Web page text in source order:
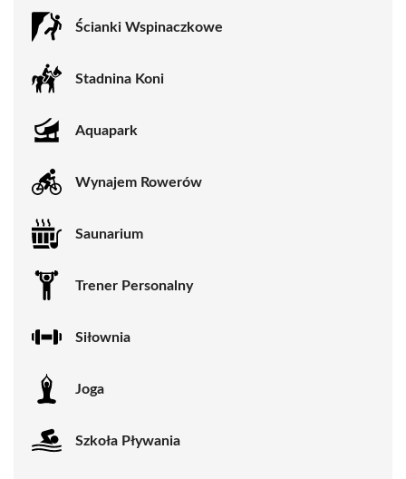
Ścianki Wspinaczkowe
Stadnina Koni
Aquapark
Wynajem Rowerów
Saunarium
Trener Personalny
Siłownia
Joga
Szkoła Pływania